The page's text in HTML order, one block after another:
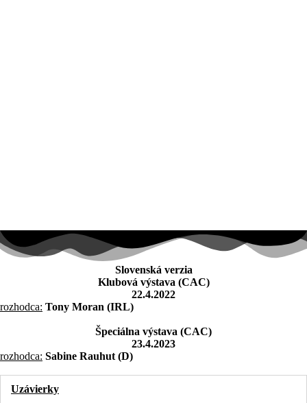
Slovenská verzia
Klubová výstava (CAC)
22.4.2022
rozhodca: Tony Moran (IRL)
Špeciálna výstava (CAC)
23.4.2023
rozhodca: Sabine Rauhut (D)
Uzávierky